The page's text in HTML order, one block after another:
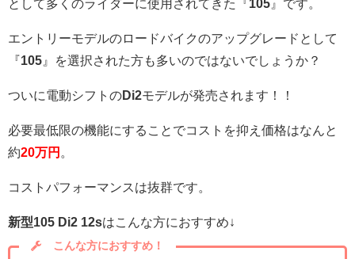
として多くのライダーに使用されてきた『105 』です。
エントリーモデルのロードバイクのアップグレードとして
『105 』を選択された方も多いのではないでしょうか？
ついに電動シフトのDi2モデルが発売されます！！
必要最低限の機能にすることでコストを抑え価格はなんと
約20万円 。
コストパフォーマンスは抜群です。
新型105 Di2 12sはこんな方におすすめ↓
こんな方におすすめ！